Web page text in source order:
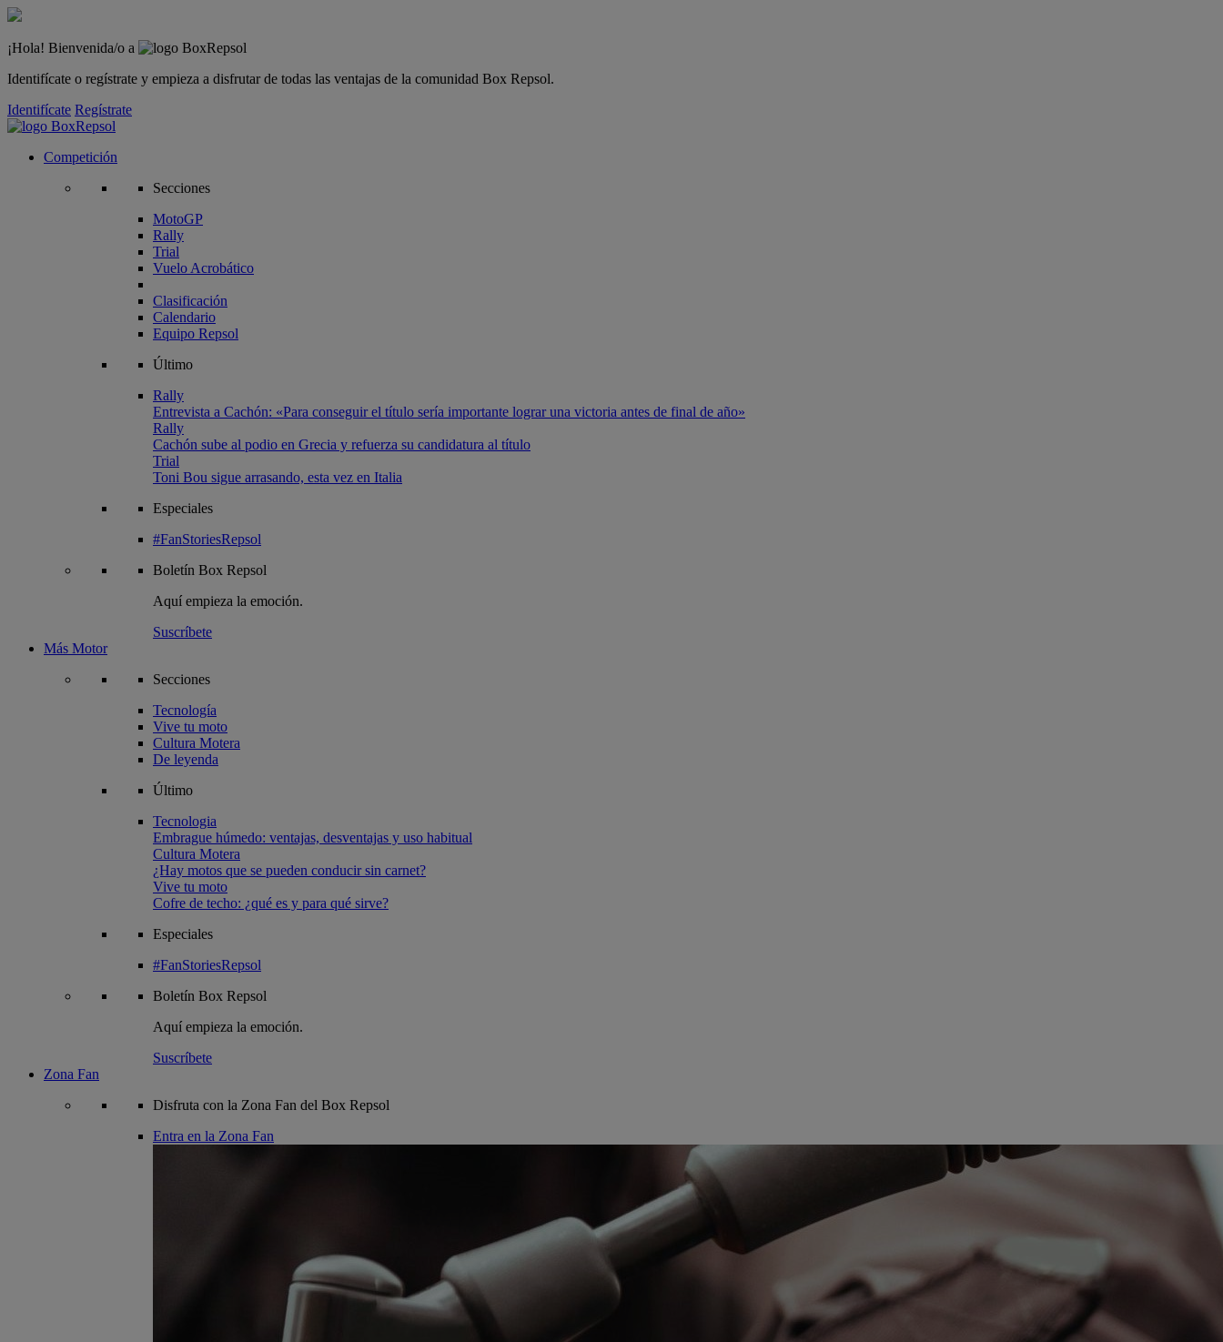
¡Hola! Bienvenida/o a
Identifícate o regístrate y empieza a disfrutar de todas las ventajas de la comunidad Box Repsol.
Identifícate Regístrate
Competición
Secciones
MotoGP
Rally
Trial
Vuelo Acrobático
Clasificación
Calendario
Equipo Repsol
Último
Rally
Entrevista a Cachón: «Para conseguir el título sería importante lograr una victoria antes de final de año»
Rally
Cachón sube al podio en Grecia y refuerza su candidatura al título
Trial
Toni Bou sigue arrasando, esta vez en Italia
Especiales
#FanStoriesRepsol
Boletín Box Repsol
Aquí empieza la emoción.
Suscríbete
Más Motor
Secciones
Tecnología
Vive tu moto
Cultura Motera
De leyenda
Último
Tecnologia
Embrague húmedo: ventajas, desventajas y uso habitual
Cultura Motera
¿Hay motos que se pueden conducir sin carnet?
Vive tu moto
Cofre de techo: ¿qué es y para qué sirve?
Especiales
#FanStoriesRepsol
Boletín Box Repsol
Aquí empieza la emoción.
Suscríbete
Zona Fan
Disfruta con la Zona Fan del Box Repsol
Entra en la Zona Fan